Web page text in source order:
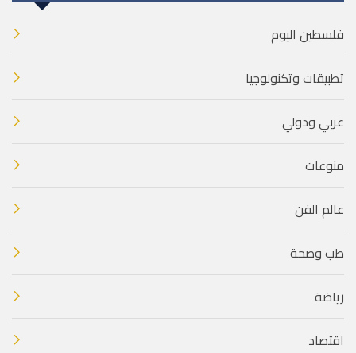
فلسطين اليوم
تطبيقات وتكنولوجيا
عربي ودولي
منوعات
عالم الفن
طب وصحة
رياضة
اقتصاد